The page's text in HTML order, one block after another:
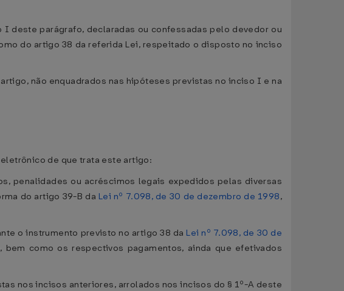
deste parágrafo, declaradas ou confessadas pelo devedor ou
do artigo 38 da referida Lei, respeitado o disposto no inciso
não enquadrados nas hipóteses previstas no inciso I e na
de que trata este artigo:
penalidades ou acréscimos legais expedidos pelas diversas
do artigo 39-B da Lei nº 7.098, de 30 de dezembro de 1998,
o instrumento previsto no artigo 38 da Lei nº 7.098, de 30 de
como os respectivos pagamentos, ainda que efetivados
nos incisos anteriores, arrolados nos incisos do § 1º-A deste